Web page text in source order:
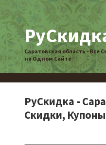
Саратовская область -
на Одном Сайте
РуСкидка -
Скидки,